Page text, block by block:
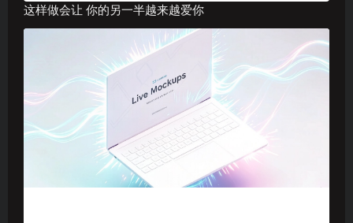
这样做会让 你的另一半越来越爱你